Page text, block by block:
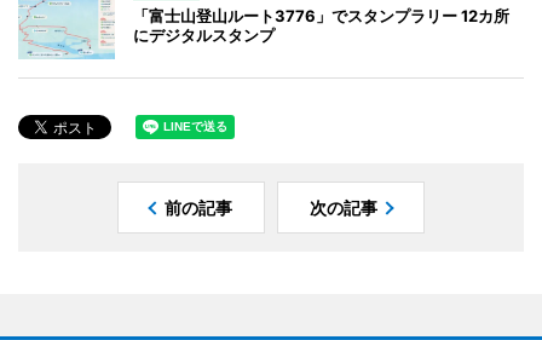
「富士山登山ルート3776」でスタンプラリー 12カ所
にデジタルスタンプ
前の記事 次の記事